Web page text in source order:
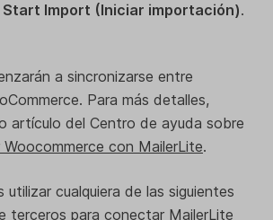
Start Import (Iniciar importación).
a sincronizarse entre
Para más detalles,
artículo del Centro de ayuda sobre
con MailerLite.
utilizar cualquiera de las siguientes
terceros para conectar MailerLite